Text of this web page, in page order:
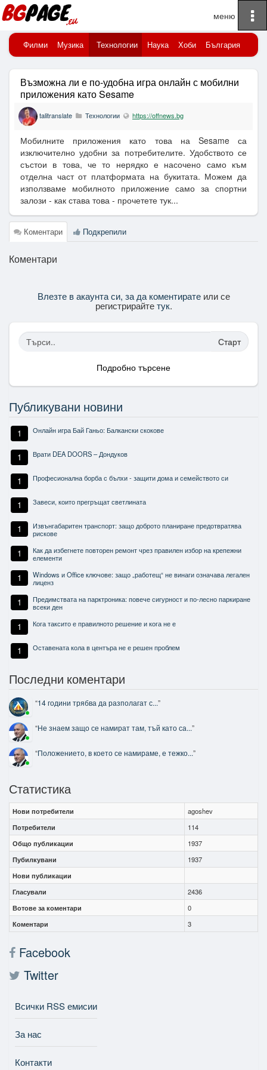
Начало
Филми Музика Технологии Наука Хоби България
Възможна ли е по-удобна игра онлайн с мобилни
приложения като Sesame
talitranslate Технологии https://offnews.bg
Мобилните приложения като това на Sesame са
изключително удобни за потребителите. Удобството се
състои в това, че то нерядко е насочено само към
отделна част от платформата на букитата. Можем да
използваме мобилното приложение само за спортни
залози - как става това - прочетете тук...
Коментари Подкрепили
Коментари
Влезте в акаунта си, за да коментиратеили се
регистрирайтетук.
Старт
Подробно търсене
Публикувани новини
1 Онлайн игра Бай Ганьо: Балкански скокове
1 Врати DEA DOORS – Дондуков
1 Професионална борба с бълхи - защити дома и семейството си
1 Завеси, които прегръщат светлината
1
Извънгабаритен транспорт: защо доброто планиране предотвратява
рискове
1
Как да избегнете повторен ремонт чрез правилен избор на крепежни
елементи
1
Windows и Office ключове: защо „работещ“ не винаги означава легален
лиценз
1
Предимствата на парктроника: повече сигурност и по-лесно паркиране
всеки ден
1 Кога таксито е правилното решение и кога не е
1 Оставената кола в центъра не е решен проблем
Последни коментари
“14 години трябва да разполагат с...”
“Не знаем защо се намират там, тъй като са...”
“Положението, в което се намираме, е тежко...”
Статистика
Нови потребители
agoshev
Потребители
114
Общо публикации
1937
Пубилкувани
1937
Нови публикации
Гласували
2436
Вотове за коментари
0
Коментари
3
Facebook
Twitter
Всички RSS емисии
За нас
Контакти